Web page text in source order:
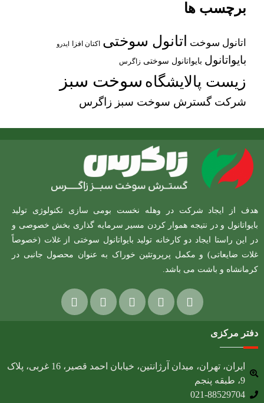
برچسب ها
اتانول سوخت اتانول سوختی اکتان افزا ایدرو
بایواتانول بایواتانول سوختی زاگرس
زیست پالایشگاه سوخت سبز
شرکت گسترش سوخت سبز زاگرس
هدف از ایجاد شرکت در وهله نخست بومی سازی تکنولوژی تولید
بایواتانول و در نتیجه هموار کردن مسیر سرمایه گذاری بخش خصوصی و
در این راستا ایجاد دو کارخانه تولید بایواتانول سوختی از غلات (خصوصاً
غلات ضایعاتی) و مکمل پرپروتئین خوراک به عنوان محصول جانبی در
کرمانشاه و باشت می باشد.
دفتر مرکزی
ایران، تهران، میدان آرژانتین، خیابان احمد قصیر، 16 غربی، پلاک
9، طبقه پنجم
021-88529704